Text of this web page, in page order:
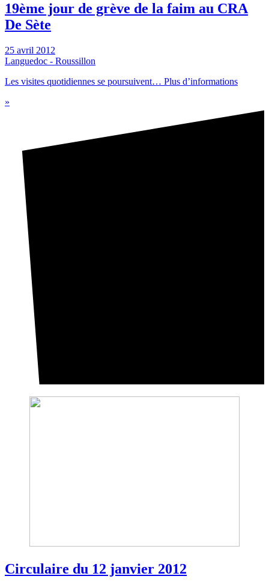
19ème jour de grève de la faim au CRA
De Sète
25 avril 2012
Languedoc - Roussillon
Les visites quotidiennes se poursuivent… Plus d’informations
»
Circulaire du 12 janvier 2012